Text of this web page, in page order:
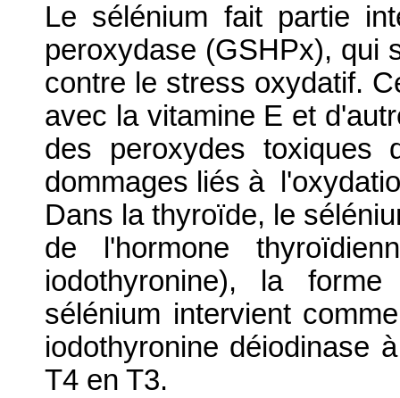
Le sélénium fait partie
peroxydase (GSHPx), qui
contre le stress oxydatif.
avec la vitamine E et
des peroxydes toxiques
dommages liés à
Dans la thyroïde, le
de l'hormone
iodothyronine), la
sélénium intervient
iodothyronine déiodinase
T4 en T3.